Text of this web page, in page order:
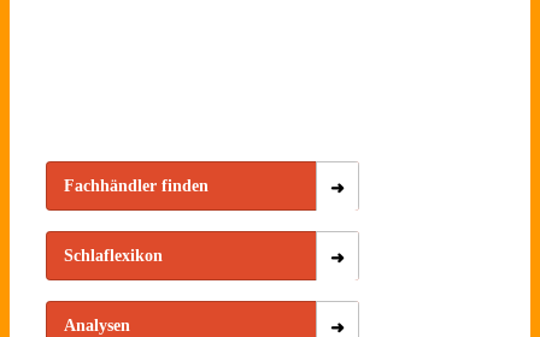
Fachhändler finden
Schlaflexikon
Analysen